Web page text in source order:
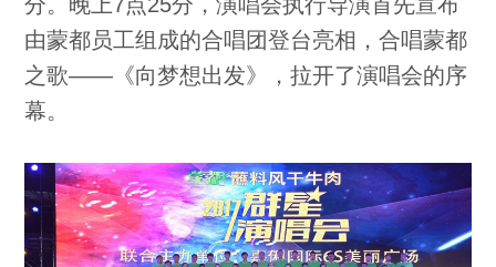
由蒙都员工组成的合唱团登台亮相，合唱蒙都
之歌——《向梦想出发》，拉开了演唱会的序
幕。